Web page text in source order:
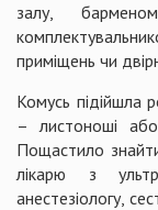
залу,
приміщень чи
Комусь підійшла
– листоноші
Пощастило
лікарю з
анестезіологу,